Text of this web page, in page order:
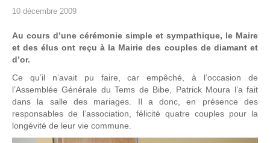
10 décembre 2009
Au cours d’une cérémonie simple et sympathique, le Maire
et des élus ont reçu à la Mairie des couples de diamant et
d’or.
Ce qu’il n’avait pu faire, car empêché, à l’occasion de
l’Assemblée Générale du Tems de Bibe, Patrick Moura l’a fait
dans la salle des mariages. Il a donc, en présence des
responsables de l’association, félicité quatre couples pour la
longévité de leur vie commune.